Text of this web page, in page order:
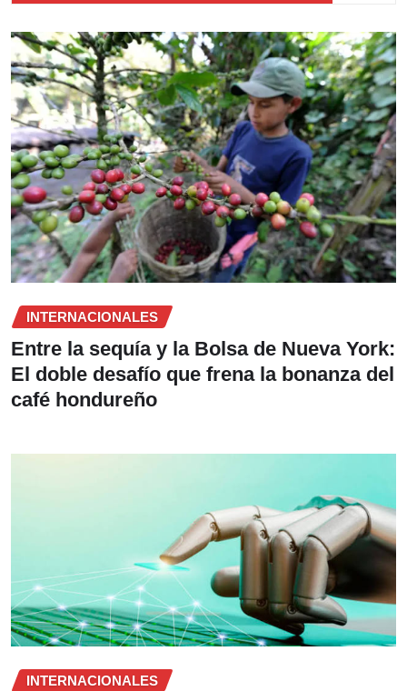
INTERNACIONALES
Entre la sequía y la Bolsa de Nueva York:
El doble desafío que frena la bonanza del
café hondureño
INTERNACIONALES